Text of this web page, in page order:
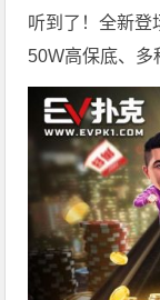
听到了！全新登
50W高保底、多